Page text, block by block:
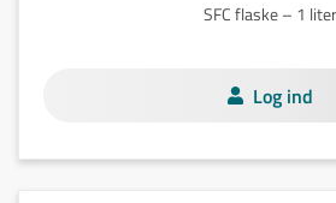
SFC flaske – 1 liter
Log ind